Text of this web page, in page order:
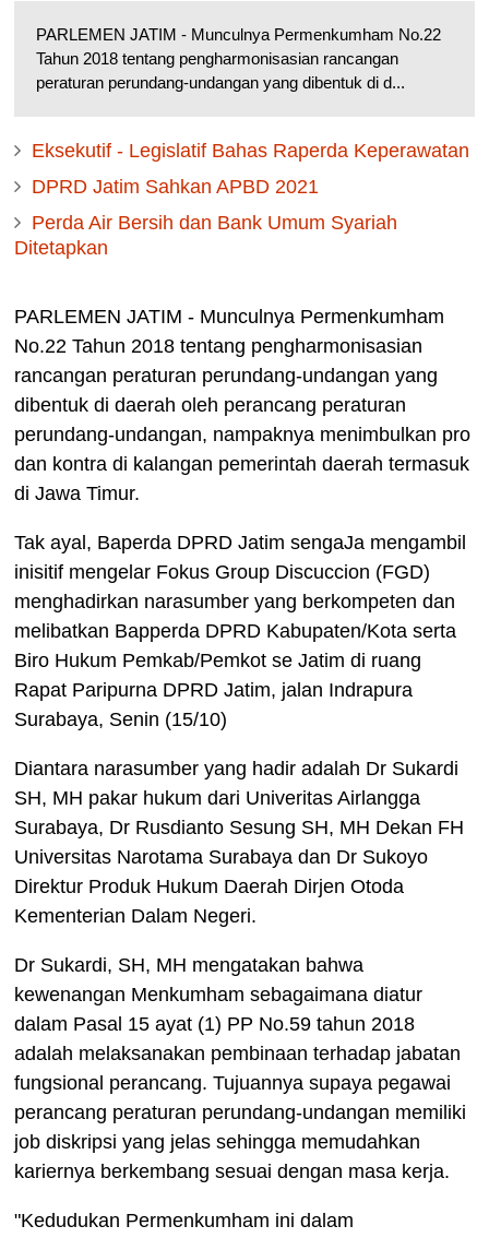
PARLEMEN JATIM - Munculnya Permenkumham No.22
Tahun 2018 tentang pengharmonisasian rancangan
peraturan perundang-undangan yang dibentuk di d...
Eksekutif - Legislatif Bahas Raperda Keperawatan
DPRD Jatim Sahkan APBD 2021
Perda Air Bersih dan Bank Umum Syariah
Ditetapkan
PARLEMEN JATIM - Munculnya Permenkumham
No.22 Tahun 2018 tentang pengharmonisasian
rancangan peraturan perundang-undangan yang
dibentuk di daerah oleh perancang peraturan
perundang-undangan, nampaknya menimbulkan pro
dan kontra di kalangan pemerintah daerah termasuk
di Jawa Timur.
Tak ayal, Baperda DPRD Jatim sengaJa mengambil
inisitif mengelar Fokus Group Discuccion (FGD)
menghadirkan narasumber yang berkompeten dan
melibatkan Bapperda DPRD Kabupaten/Kota serta
Biro Hukum Pemkab/Pemkot se Jatim di ruang
Rapat Paripurna DPRD Jatim, jalan Indrapura
Surabaya, Senin (15/10)
Diantara narasumber yang hadir adalah Dr Sukardi
SH, MH pakar hukum dari Univeritas Airlangga
Surabaya, Dr Rusdianto Sesung SH, MH Dekan FH
Universitas Narotama Surabaya dan Dr Sukoyo
Direktur Produk Hukum Daerah Dirjen Otoda
Kementerian Dalam Negeri.
Dr Sukardi, SH, MH mengatakan bahwa
kewenangan Menkumham sebagaimana diatur
dalam Pasal 15 ayat (1) PP No.59 tahun 2018
adalah melaksanakan pembinaan terhadap jabatan
fungsional perancang. Tujuannya supaya pegawai
perancang peraturan perundang-undangan memiliki
job diskripsi yang jelas sehingga memudahkan
kariernya berkembang sesuai dengan masa kerja.
"Kedudukan Permenkumham ini dalam